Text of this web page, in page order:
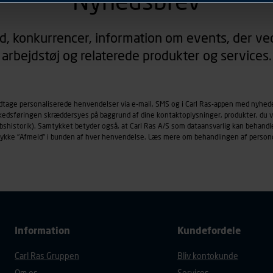
sig på. Til dette formål behandles der personoplysninger
med det formål at spore besøgende på vores
vise annoncer, der er relevante (profilering). Til dette
der anvendes.
persondatapolitik, der indeholder yderligere information om
konkurrencer, information om events, der
arbejdstøj og relaterede produkter og services.
personaliserede henvendelser via e-mail, SMS og i Carl Ras-appen med
skræddersyes på baggrund af dine kontaktoplysninger, produkter, du
Samtykket betyder også, at Carl Ras A/S som dataansvarlig kan
"Afmeld" i bunden af hver henvendelse. Læs mere om behandlingen af
Information
Carl Ras Gruppen
Kundefordele
Bliv kontokunde